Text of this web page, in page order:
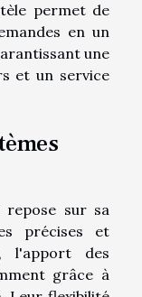
permet de
en un
une
et un service
repose sur sa
précises et
l'apport des
grâce à